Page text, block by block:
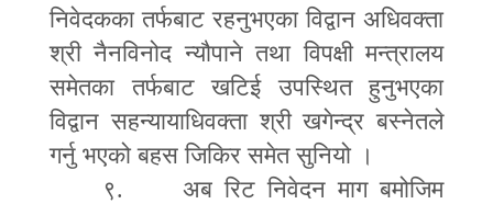
निवेदकका तर्फबाट रहनुभएका विद्वान अधिवक्ता
श्री नैनविनोद न्यौपाने तथा विपक्षी मन्त्रालय
समेतका तर्फबाट खटिई उपस्थित हुनुभएका
विद्वान सहन्यायाधिवक्ता श्री खगेन्द्र बस्नेतले
गर्नु भएको बहस जिकिर समेत सुनियो ।
९. अब रिट निवेदन माग बमोजिम